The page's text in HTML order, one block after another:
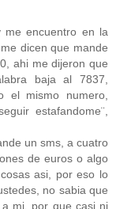
encuentro en la
dicen que mande
ahi me dijeron que
baja al 7837,
el mismo numero,
estafandome¨,
un sms, a cuatro
de euros o algo
asi, por eso lo
no sabia que
mi, por que casi ni